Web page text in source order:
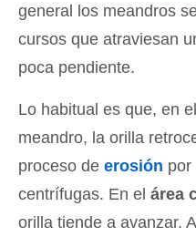
general los meandros
cursos que atraviesan
poca pendiente.
Lo habitual es que, en el
meandro, la orilla
proceso de erosión por
centrífugas. En el área
orilla tiende a avanzar.